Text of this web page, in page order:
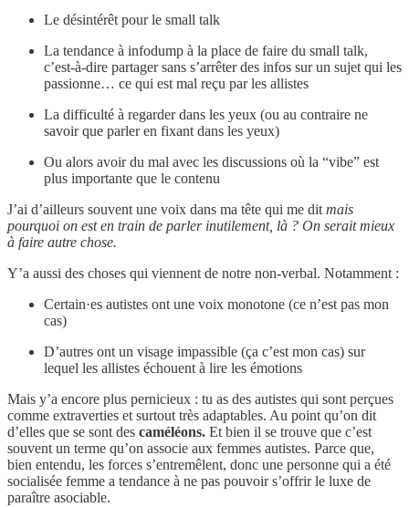
Le désintérêt pour le small talk
La tendance à infodump à la place de faire du small talk,
c’est-à-dire partager sans s’arrêter des infos sur un sujet qui les
passionne… ce qui est mal reçu par les allistes
La difficulté à regarder dans les yeux (ou au contraire ne
savoir que parler en fixant dans les yeux)
Ou alors avoir du mal avec les discussions où la “vibe” est
plus importante que le contenu
J’ai d’ailleurs souvent une voix dans ma tête qui me dit mais
pourquoi on est en train de parler inutilement, là ? On serait mieux
à faire autre chose.
Y’a aussi des choses qui viennent de notre non-verbal. Notamment :
Certain·es autistes ont une voix monotone (ce n’est pas mon
cas)
D’autres ont un visage impassible (ça c’est mon cas) sur
lequel les allistes échouent à lire les émotions
Mais y’a encore plus pernicieux : tu as des autistes qui sont perçues
comme extraverties et surtout très adaptables. Au point qu’on dit
d’elles que se sont des caméléons. Et bien il se trouve que c’est
souvent un terme qu’on associe aux femmes autistes. Parce que,
bien entendu, les forces s’entremêlent, donc une personne qui a été
socialisée femme a tendance à ne pas pouvoir s’offrir le luxe de
paraître asociable.